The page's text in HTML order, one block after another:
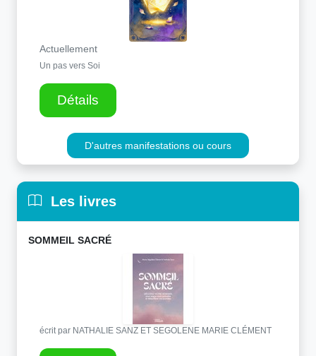
Actuellement
Un pas vers Soi
Détails
D'autres manifestations ou cours
Les livres
SOMMEIL SACRÉ
écrit par NATHALIE SANZ ET SEGOLENE MARIE CLÉMENT